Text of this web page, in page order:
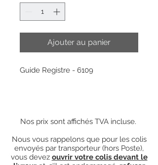
Ajouter au panier
Guide Registre - 6109
Nos prix sont affichés TVA incluse.
Nous vous rappelons que pour les colis
envoyés par transporteur (hors Poste),
vous devez ouvrir votre colis devant le